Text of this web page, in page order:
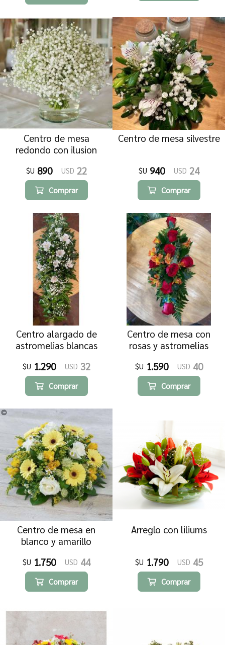
Centro de mesa
redondo con ilusion
$U 890 USD 22
Comprar
Centro de mesa silvestre
$U 940 USD 24
Comprar
Centro alargado de
astromelias blancas
$U 1.290 USD 32
Comprar
Centro de mesa con
rosas y astromelias
$U 1.590 USD 40
Comprar
Centro de mesa en
blanco y amarillo
$U 1.750 USD 44
Comprar
Arreglo con liliums
$U 1.790 USD 45
Comprar